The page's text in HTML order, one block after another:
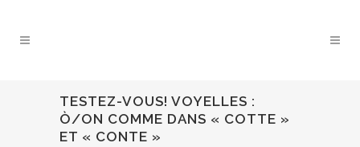
TESTEZ-VOUS! VOYELLES :
Ò/ON COMME DANS « COTTE »
ET « CONTE »